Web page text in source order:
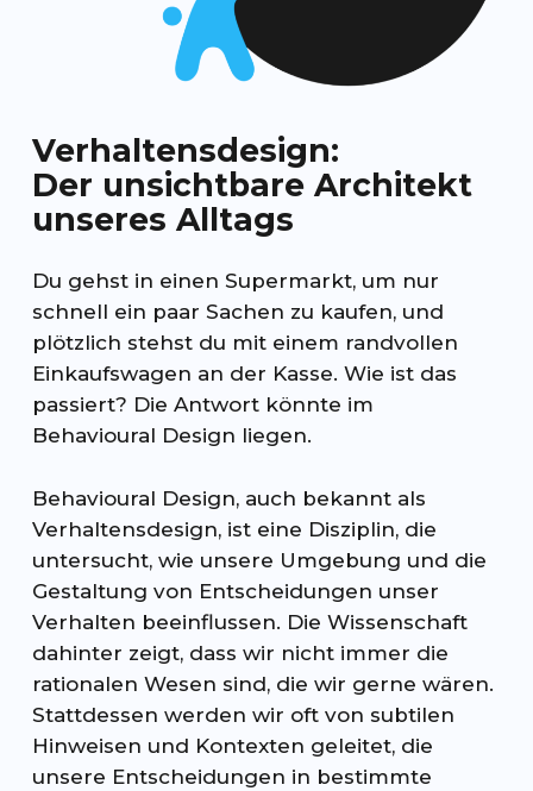
Verhaltensdesign:
Der unsichtbare Architekt
unseres Alltags
Du gehst in einen Supermarkt, um nur
schnell ein paar Sachen zu kaufen, und
plötzlich stehst du mit einem randvollen
Einkaufswagen an der Kasse. Wie ist das
passiert? Die Antwort könnte im
Behavioural Design liegen.
Behavioural Design, auch bekannt als
Verhaltensdesign, ist eine Disziplin, die
untersucht, wie unsere Umgebung und die
Gestaltung von Entscheidungen unser
Verhalten beeinflussen. Die Wissenschaft
dahinter zeigt, dass wir nicht immer die
rationalen Wesen sind, die wir gerne wären.
Stattdessen werden wir oft von subtilen
Hinweisen und Kontexten geleitet, die
unsere Entscheidungen in bestimmte